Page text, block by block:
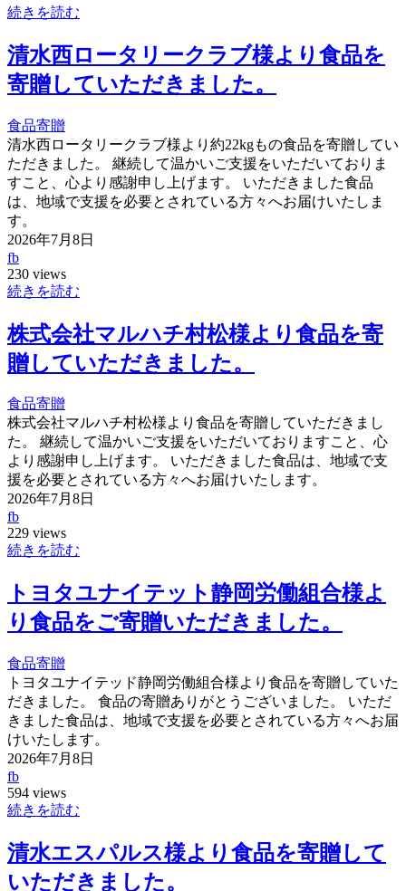
続きを読む
清水西ロータリークラブ様より食品を
寄贈していただきました。
食品寄贈
清水西ロータリークラブ様より約22kgもの食品を寄贈してい
ただきました。 継続して温かいご支援をいただいておりま
すこと、心より感謝申し上げます。 いただきました食品
は、地域で支援を必要とされている方々へお届けいたしま
す。
2026年7月8日
fb
230 views
続きを読む
株式会社マルハチ村松様より食品を寄
贈していただきました。
食品寄贈
株式会社マルハチ村松様より食品を寄贈していただきまし
た。 継続して温かいご支援をいただいておりますこと、心
より感謝申し上げます。 いただきました食品は、地域で支
援を必要とされている方々へお届けいたします。
2026年7月8日
fb
229 views
続きを読む
トヨタユナイテット静岡労働組合様よ
り食品をご寄贈いただきました。
食品寄贈
トヨタユナイテッド静岡労働組合様より食品を寄贈していた
だきました。 食品の寄贈ありがとうございました。 いただ
きました食品は、地域で支援を必要とされている方々へお届
けいたします。
2026年7月8日
fb
594 views
続きを読む
清水エスパルス様より食品を寄贈して
いただきました。